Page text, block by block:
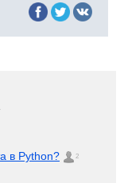
в Python? 2